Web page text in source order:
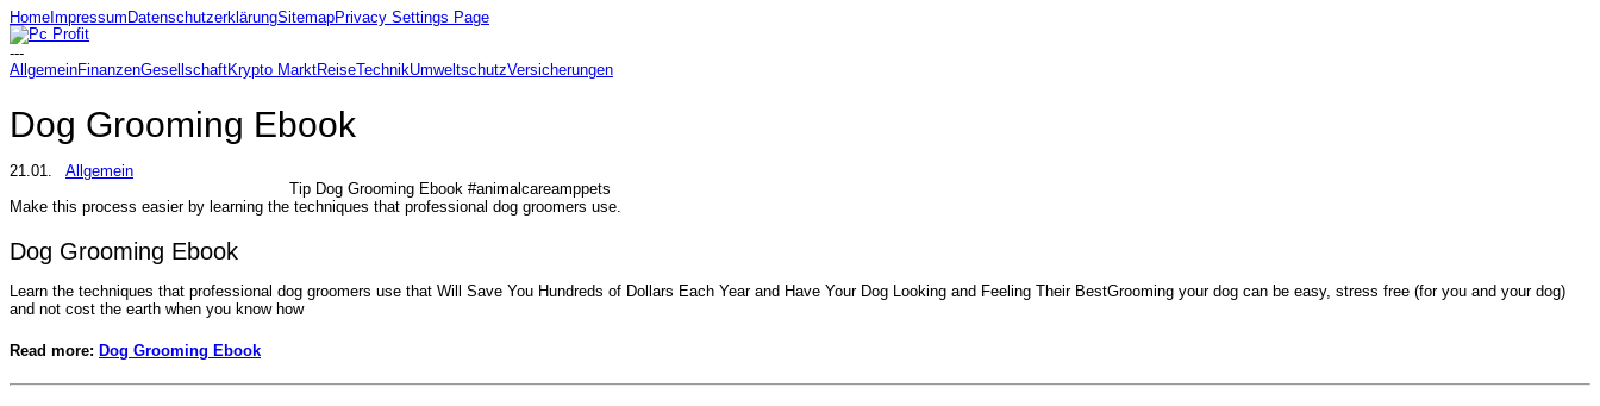
Home Impressum DatenschutzerklärungSitemapPrivacy Settings Page
---
AllgemeinFinanzenGesellschaftKrypto MarktReiseTechnikUmweltschutzVersicherungen
Dog Grooming Ebook
21.01.
Allgemein
Tip Dog Grooming Ebook #animalcareamppets
Make this process easier by learning the techniques that professional dog groomers use.
Dog Grooming Ebook
Learn the techniques that professional dog groomers use that Will Save You Hundreds of Dollars Each Year and Have Your Dog Looking and Feeling Their BestGrooming your dog can be easy, stress free (for you and your dog)
and not cost the earth when you know how
Read more: Dog Grooming Ebook